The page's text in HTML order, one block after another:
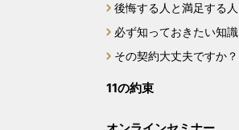
2023年6月
2023年5月
2023年4月
後悔する人と満足する人
必ず知っておきたい知識
その契約大丈夫ですか？
11の約束